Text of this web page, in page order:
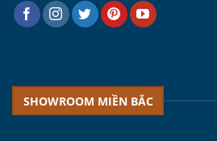
SHOWROOM MIỀN BẮC